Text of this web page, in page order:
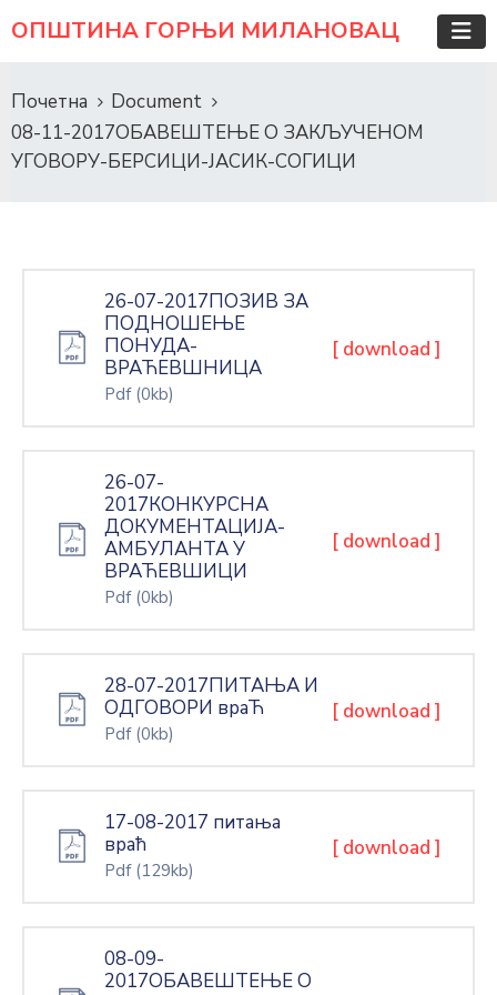
ОПШТИНА ГОРЊИ МИЛАНОВАЦ
Почетна
Document
08-11-2017ОБАВЕШТЕЊЕ О ЗАКЉУЧЕНОМ
УГОВОРУ-БЕРСИЦИ-ЈАСИК-СОГИЦИ
26-07-2017ПОЗИВ ЗА
ПОДНОШЕЊЕ
ПОНУДА-
ВРАЋЕВШНИЦА
Pdf (0kb)
[ download ]
26-07-
2017КОНКУРСНА
ДОКУМЕНТАЦИЈА-
АМБУЛАНТА У
ВРАЋЕВШИЦИ
Pdf (0kb)
[ download ]
28-07-2017ПИТАЊА И
ОДГОВОРИ враЋ
Pdf (0kb)
[ download ]
17-08-2017 питања
враћ
Pdf (129kb)
[ download ]
08-09-
2017ОБАВЕШТЕЊЕ О